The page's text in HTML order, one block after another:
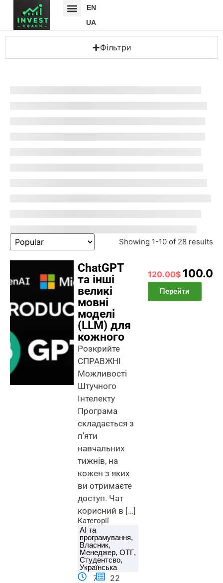
EN
UA
Фільтри
Showing 1-10 of 28 results
ChatGPT
та інші
великі
мовні
моделі
(LLM) для
кожного
Розкрийте
СПРАВЖНІ
Можливості
Штучного
Інтелекту
Програма
складається з
п’яти
навчальних
тижнів, на
кожен з яких
ви отримаєте
доступ. Чат
корисний в […]
Категорії
AI та
програмування,
Власник,
Менеджер, ОТГ,
Студентсво,
Українська
7
22
120.00$
Перейти